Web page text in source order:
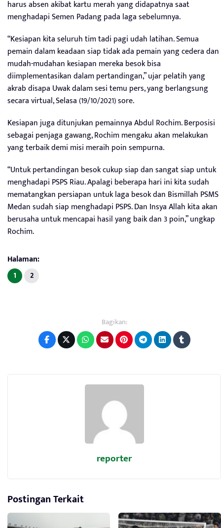
harus absen akibat kartu merah yang didapatnya saat
menghadapi Semen Padang pada laga sebelumnya.
“Kesiapan kita seluruh tim tadi pagi udah latihan. Semua
pemain dalam keadaan siap tidak ada pemain yang cedera dan
mudah-mudahan kesiapan mereka besok bisa
diimplementasikan dalam pertandingan,” ujar pelatih yang
akrab disapa Uwak dalam sesi temu pers, yang berlangsung
secara virtual, Selasa (19/10/2021) sore.
Kesiapan juga ditunjukan pemainnya Abdul Rochim. Berposisi
sebagai penjaga gawang, Rochim mengaku akan melakukan
yang terbaik demi misi meraih poin sempurna.
“Untuk pertandingan besok cukup siap dan sangat siap untuk
menghadapi PSPS Riau. Apalagi beberapa hari ini kita sudah
mematangkan persiapan untuk laga besok dan Bismillah PSMS
Medan sudah siap menghadapi PSPS. Dan Insya Allah kita akan
berusaha untuk mencapai hasil yang baik dan 3 poin,” ungkap
Rochim.
Halaman:
1 2
Bagikan:
reporter
Postingan Terkait